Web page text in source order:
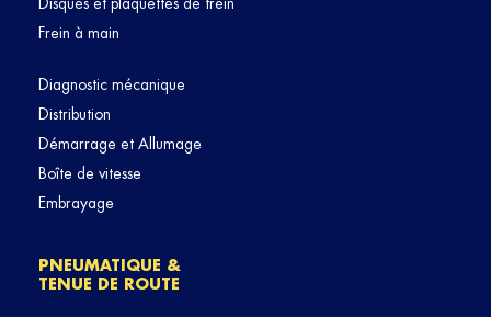
Disques et plaquettes de frein
Frein à main
Diagnostic mécanique
Distribution
Démarrage et Allumage
Boîte de vitesse
Embrayage
PNEUMATIQUE &
TENUE DE ROUTE